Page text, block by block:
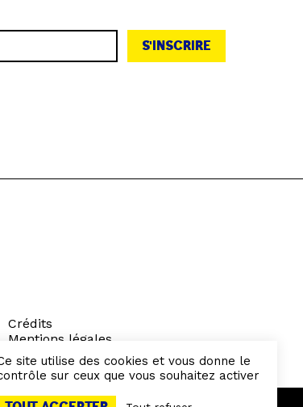
S'INSCRIRE
Crédits
Mentions légales
Politique de confidentialité
site utilise des cookies et vous donne le
sur ceux que vous souhaitez activer